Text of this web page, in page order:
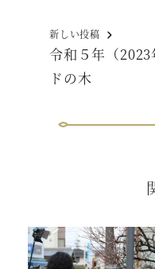
新しい投稿
令和５年（
ドの木